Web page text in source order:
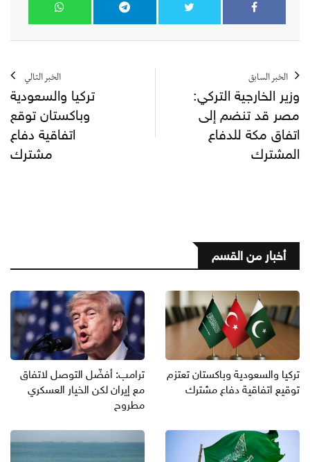
الخبر السابق
وزير الخارجية التركي:
مصر قد تنضم إلى
اتفاق مكة للدفاع
المشترك
الخبر التالي
تركيا والسعودية
وباكستان توقع
اتفاقية دفاع
مشترك
أخبار من القسم
تركيا والسعودية وباكستان تعتزم
توقيع اتفاقية دفاع مشترك
ترامب: أفضّل التوصل لاتفاق
مع إيران لكن الخيار العسكري
مطروح